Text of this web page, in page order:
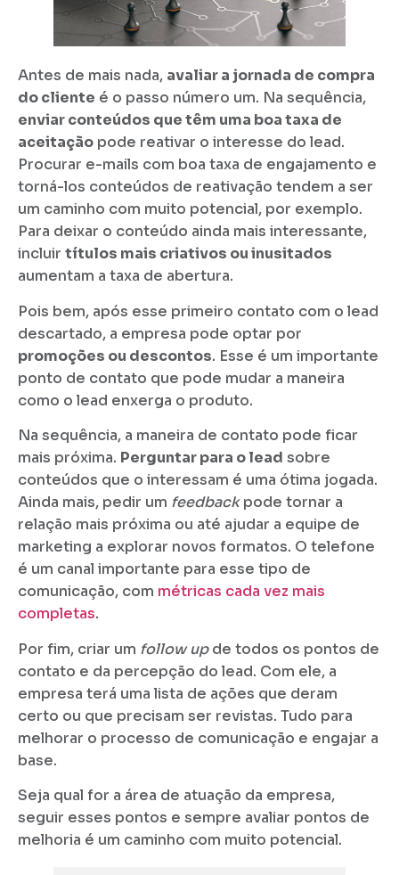
Antes de mais nada, avaliar a jornada de compra
do cliente é o passo número um. Na sequência,
enviar conteúdos que têm uma boa taxa de
aceitação pode reativar o interesse do lead.
Procurar e-mails com boa taxa de engajamento e
torná-los conteúdos de reativação tendem a ser
um caminho com muito potencial, por exemplo.
Para deixar o conteúdo ainda mais interessante,
incluir títulos mais criativos ou inusitados
aumentam a taxa de abertura.
Pois bem, após esse primeiro contato com o lead
descartado, a empresa pode optar por
promoções ou descontos. Esse é um importante
ponto de contato que pode mudar a maneira
como o lead enxerga o produto.
Na sequência, a maneira de contato pode ficar
mais próxima. Perguntar para o lead sobre
conteúdos que o interessam é uma ótima jogada.
Ainda mais, pedir um feedbackpode tornar a
relação mais próxima ou até ajudar a equipe de
marketing a explorar novos formatos. O telefone
é um canal importante para esse tipo de
comunicação, com métricas cada vez mais
completas.
Por fim, criar um follow upde todos os pontos de
contato e da percepção do lead. Com ele, a
empresa terá uma lista de ações que deram
certo ou que precisam ser revistas. Tudo para
melhorar o processo de comunicação e engajar a
base.
Seja qual for a área de atuação da empresa,
seguir esses pontos e sempre avaliar pontos de
melhoria é um caminho com muito potencial.